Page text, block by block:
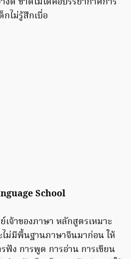
กไม่รู้สึกเบื่อ
School
เจ้าของภาษา หลักสูตรเหมาะ
ม่มีพื้นฐานภาษาจีนมาก่อน ให้
ง การพูด การอ่าน การเขียน